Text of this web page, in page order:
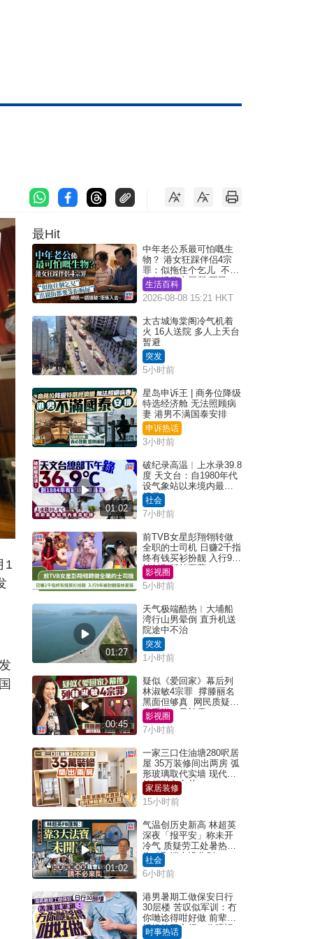
1
最Hit
中年老公系最可怕嘅生
物？ 港女狂踩伴侣4宗
罪：似拖住个乞儿 不解
为何经常去厕所 网民一
语道破
生活百科
2026-08-08 15:21 HKT
太古城海棠阁冷气机着
火 16人送院 多人上天台
暂避
突发
5小时前
星岛申诉王 | 商务位降级
特选经济舱 无法照顾病
妻 港男不满国泰安排
申诉热话
3小时前
01:02
破纪录高温︱上水录39.8
度 天文台：自1980年代
设气象站以来境内最高
纪录
社会
7小时前
前TVB女星彭翔翎转做
全职的士司机 日赚2千指
终有钱买衫扮靓 入行9年
被封翻版林夏薇
影视圈
5小时前
01:27
天气极端酷热︱大埔船
湾行山男晕倒 直升机送
院途中不治
突发
1小时前
00:45
疑似《爱回家》幕后列
林淑敏4宗罪 撑滕丽名
黑面但够真 网民质疑：
真系咁一早被雪
影视圈
7小时前
一家三口住油塘280呎居
屋 35万装修间出两房 弧
形玻璃取代实墙 现代神
枱柜融入玄关
家居装修
15小时前
01:02
气温创历史新高 林超英
深夜「报平安」称未开
冷气 质疑劳工处暑热警
告「取消也没分别」
社会
6小时前
港男暑期工做保安日行
30层楼 苦叹似军训：冇
你哋谂得咁好做 前辈传
授揾笋工心得：你唔识
时事热话